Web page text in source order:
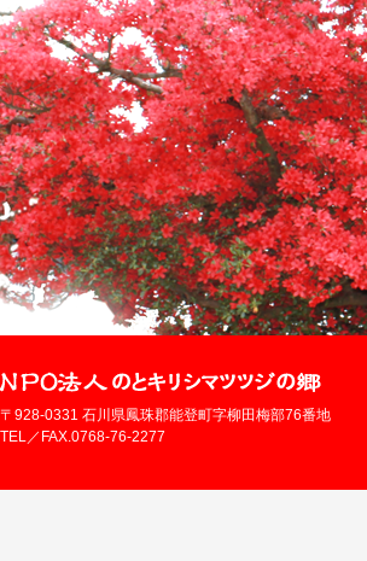
〒928-0331 石川県鳳珠郡能登町字柳田梅部76番地
TEL／FAX.0768-76-2277